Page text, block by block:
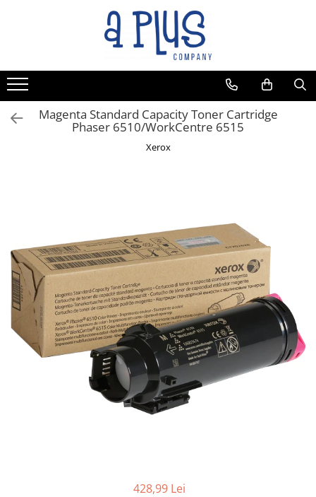
Benzi pentru etichete
Cartuse de cerneala
Cartuse toner
Colectoare toner rezidual
Magenta Standard Capacity Toner Cartridge
Phaser 6510/WorkCentre 6515
Xerox
428,99 Lei